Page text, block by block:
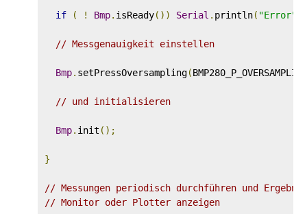
if ( ! Bmp. isReady()) Serial . println( "Error"
// Messgenauigkeit einstellen
Bmp. setPressOversampling(
// und initialisieren
Bmp. init ();
}
// Messungen periodisch durchführen und
// Monitor oder Plotter anzeigen